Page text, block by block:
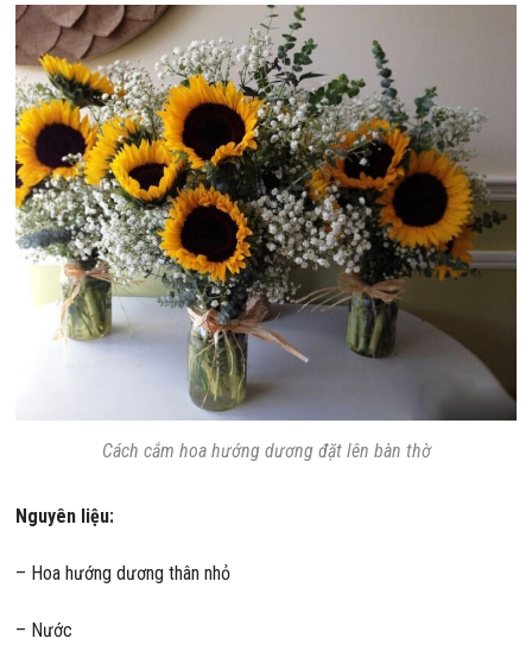
Cách cắm hoa hướng dương đặt lên bàn thờ
Nguyên liệu:
– Hoa hướng dương thân nhỏ
– Nước